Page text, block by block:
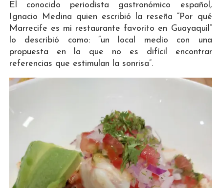
El conocido periodista gastronómico español,
Ignacio Medina quien escribió la reseña “Por qué
Marrecife es mi restaurante favorito en Guayaquil”
lo describió como: “un local medio con una
propuesta en la que no es difícil encontrar
referencias que estimulan la sonrisa”.